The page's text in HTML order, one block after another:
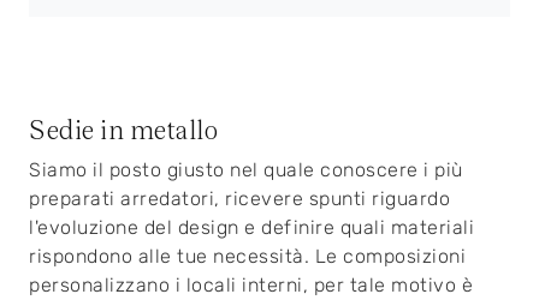
Sedie in metallo
Siamo il posto giusto nel quale conoscere i più
preparati arredatori, ricevere spunti riguardo
l'evoluzione del design e definire quali materiali
rispondono alle tue necessità. Le composizioni
personalizzano i locali interni, per tale motivo è